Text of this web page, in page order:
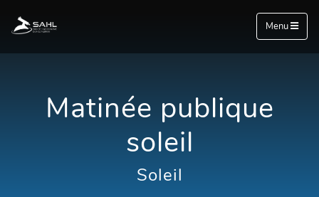
Menu
Matinée publique
soleil
Soleil